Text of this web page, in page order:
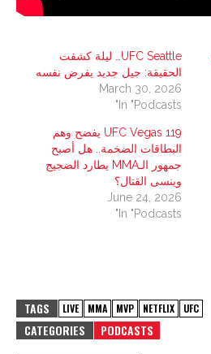
UFC Seattle… ليلة كشفت
الحقيقة: جيل جديد يفرض نفسه
March 30, 2026
In "Podcasts"
UFC Vegas 119 يفضح وهم
البطاقات الضخمة.. هل أصبح
جمهور الـMMA يطارد الضجيج
وينسى القتال؟
June 24, 2026
In "Podcasts"
TAGS LIVE MMA MVP NETFLIX UFC
CATEGORIES PODCASTS